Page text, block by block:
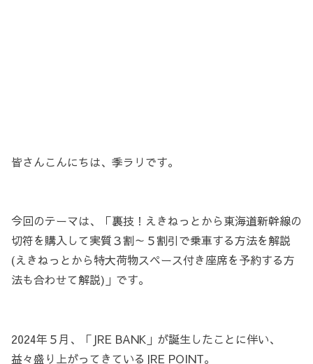
皆さんこんにちは、季ラリです。
今回のテーマは、「裏技！えきねっとから東海道新幹線の
切符を購入して実質３割～５割引で乗車する方法を解説
(えきねっとから特大荷物スペース付き座席を予約する方
法も合わせて解説)」です。
2024年５月、「JRE BANK」が誕生したことに伴い、
益々盛り上がってきているJRE POINT。